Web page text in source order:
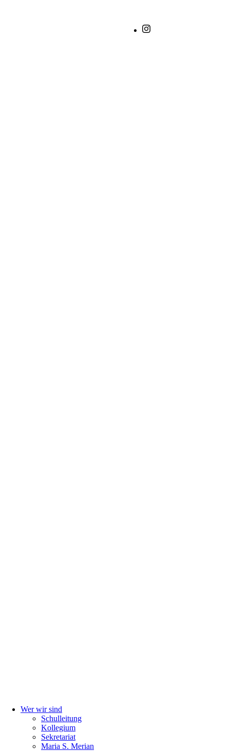
Wer wir sind
Schulleitung
Kollegium
Sekretariat
Maria S. Merian